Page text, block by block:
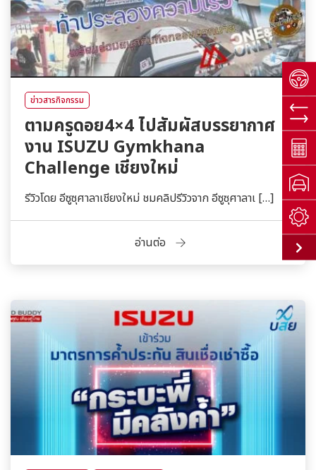
ข่าวสารกิจกรรม
ตามครูดอย4×4 ไปสัมผัสบรรยากาศ
งาน ISUZU Gymkhana
Challenge เชียงใหม่
รีวิวโดย อีซูซุศาลาเชียงใหม่ ชมคลิปรีวิวจาก อีซูซุศาลาเ […]
อ่านต่อ